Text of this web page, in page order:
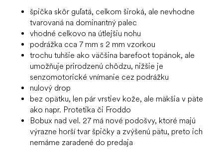
špička skôr guľatá, celkom široká, ale nevhodne
tvarovaná na dominantný palec
vhodné celkovo na útlejšiu nohu
podrážka cca 7 mm s 2 mm vzorkou
trochu tuhšie ako väčšina barefoot topánok, ale
umožňuje prirodzenú chôdzu, nižšie je
senzomotorické vnímanie cez podrážku
nulový drop
bez opätku, len pár vrstiev kože, ale mäkšia v päte
ako napr. Protetika či Froddo
Bobux nad vel. 27 má nové podošvy, ktoré majú
výrazne horší tvar špičky a zvýšenú pätu, preto ich
nemáme zaradené do predaja